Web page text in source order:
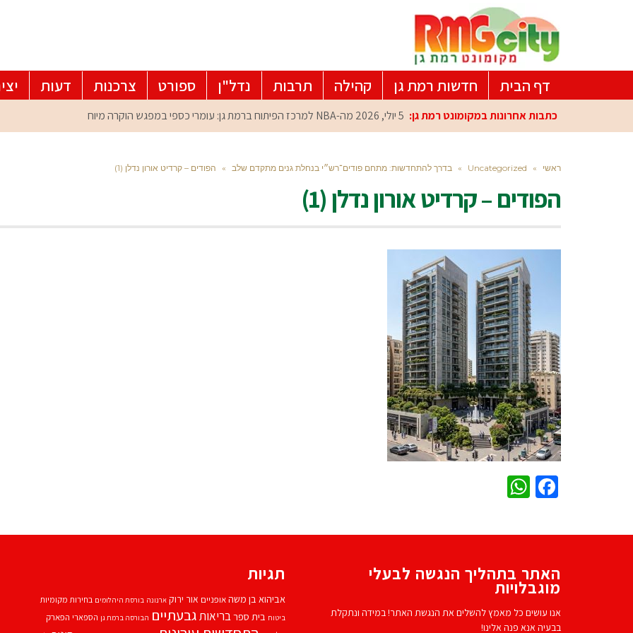
דף הבית חדשות רמת גן קהילה תרבות נדל"ן ספורט צרכנות דעות
כתבות אחרונות במקומונט רמת גן: 5 יולי, 2026 מה-NBA למרכז הפיתוח ברמת גן: עומרי כספי במפגש הוקרה מיוחד
ראשי »
Uncategorized
» בדרך להתחדשות: מתחם פודים־רש״י בנחלת גנים מתקדם שלב » הפודים – קרדיט אורון נדלן (1)
הפודים – קרדיט אורון נדלן (1)
Facebook
האתר בתהליך הנגשה לבעלי
מוגבלויות
אנו עושים כל מאמץ להשלים את הנגשת האתר! במידה ונתקלת
בבעיה אנא פנה אלינו!
תגיות
אביהוא בן משהאופניים אור ירוק ארנונה בורסת היהלומים בחירות מקומיות
ביטוח בית ספרבריאותגבעתיים הבורסה ברמת גן הספארי הפארק